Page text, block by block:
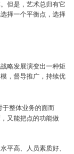
但是，艺术总归有它
择一个平衡点，选择
略发展演变出一种矩
，督导推广，持续优
于整体业务的面而
又能把点的功能做
平高、人员素质好、